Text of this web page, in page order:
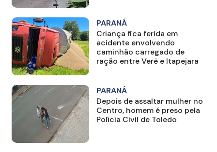
PARANÁ
Criança fica ferida em
acidente envolvendo
caminhão carregado de
ração entre Verê e Itapejara
PARANÁ
Depois de assaltar mulher no
Centro, homem é preso pela
Polícia Civil de Toledo